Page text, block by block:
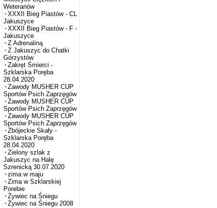
Weteranów
XXXII Bieg Piastów - CL
Jakuszyce
XXXII Bieg Piastów - F -
Jakuszyce
Z Adrenaliną
Z Jakuszyc do Chatki
Górzystów
Zakręt Śmierci -
Szklarska Poręba
28.04.2020
Zawody MUSHER CUP
Sportów Psich Zaprzęgów
Zawody MUSHER CUP
Sportów Psich Zaprzęgów
Zawody MUSHER CUP
Sportów Psich Zaprzęgów
Zbójeckie Skały -
Szklarska Poręba
28.04.2020
Zielony szlak z
Jakuszyc na Halę
Szrenicką 30.07.2020
zima w maju
Zima w Szklarskiej
Porebie
Żywiec na Śniegu
Żywiec na Śniegu 2008